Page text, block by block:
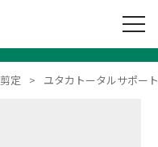
剪定 ユタカトータルサポー